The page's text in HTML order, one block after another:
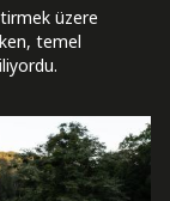
üzere
temel